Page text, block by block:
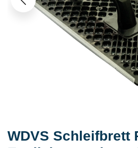
WDVS Schleifbrett